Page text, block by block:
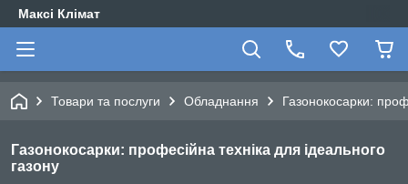
Максі Клімат
Товари та послуги Обладнання Газонокосарки:
Газонокосарки: професійна техніка для ідеального
газону